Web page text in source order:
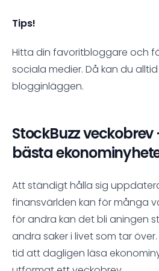
Tips!
Hitta din favoritbloggare och
sociala medier. Då kan du
blogginläggen.
StockBuzz
bästa
Att ständigt hålla sig
finansvärlden kan för många
för andra kan det bli aningen
andra saker i livet som tar
tid att dagligen läsa